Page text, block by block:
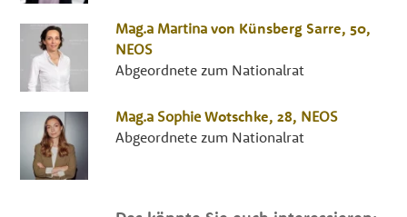
Mag.a Martina von Künsberg Sarre, 50,
NEOS
Abgeordnete zum Nationalrat
Mag.a Sophie Wotschke, 28, NEOS
Abgeordnete zum Nationalrat